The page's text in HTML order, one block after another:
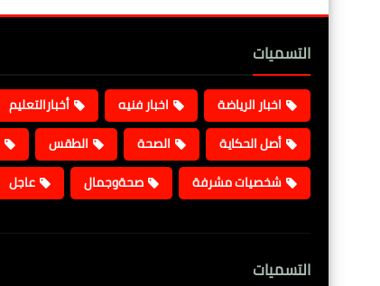
التسميات
اخبار الرياضة اخبار فنيه أخبارالتعليم
أصل الحكاية
الصحة الطقس
شخصيات مشرفة
صحةوجمال عاجل
التسميات